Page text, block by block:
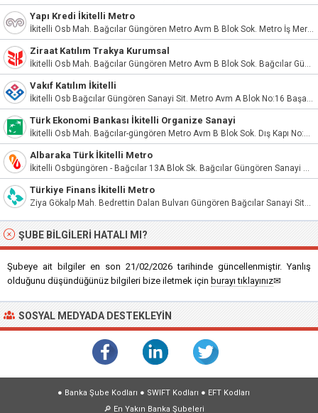
Yapı Kredi İkitelli Metro
İkitelli Osb Mah. Bağcılar Güngören Metro Avm B Blok Sok. Metro İş Merk. Apt. No:1 B/12 Başakşehir/İst. Başakşehir / İstanbul
Ziraat Katılım Trakya Kurumsal
İkitelli Osb Mah. Bağcılar Güngören Metro Avm B Blok Sok. Bağcılar Güngören San. Sit. Avm B Blk No:1B/34 Başakşehir / İstanbul
Vakıf Katılım İkitelli
İkitelli Osb Bağcılar Güngören Sanayi Sit. Metro Avm A Blok No:16 Başakşehir/İstanbul
Türk Ekonomi Bankası İkitelli Organize Sanayi
İkitelli Osb Mah. Bağcılar-güngören Metro Avm B Blok Sok. Dış Kapı No:1/B İç Kapı No:13 Küçükçekmece/İstanbul
Albaraka Türk İkitelli Metro
İkitelli Osbgüngören - Bağcılar 13A Blok Sk. Bağcılar Güngören Sanayi Sitesi Avm A Blok No:1A/1 34490
Türkiye Finans İkitelli Metro
Ziya Gökalp Mah. Bedrettin Dalan Bulvarı Güngören Bağcılar Sanayi Sitesi Metro İş Merkezi Apt/Site. B Blk. No:1 Bağcılar Başakşehir İstanbul
ŞUBE BILGILERI HATALI MI?
Şubeye ait bilgiler en son 21/02/2026 tarihinde güncellenmiştir. Yanlış
olduğunu düşündüğünüz bilgileri bize iletmek için burayı tıklayınız✉
SOSYAL MEDYADA DESTEKLEYIN
● Banka Şube Kodları ● SWIFT Kodları ● EFT Kodları
🔎 En Yakın Banka Şubeleri